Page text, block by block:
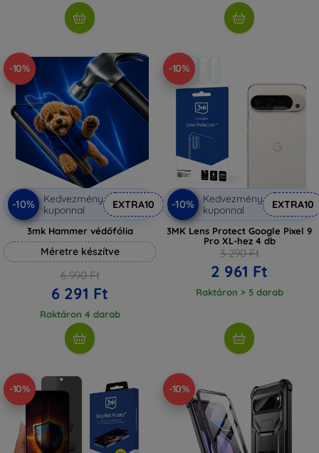
-10%
-10%
Kedvezmény
kuponnal
EXTRA10
3mk Hammer védőfólia
Méretre készítve
6 990 Ft
6 291 Ft
Raktáron 4 darab
-10%
-10%
Kedvezmény
kuponnal
EXTRA10
3MK Lens Protect Google Pixel 9
Pro XL-hez 4 db
3 290 Ft
2 961 Ft
Raktáron > 5 darab
-10% -10%